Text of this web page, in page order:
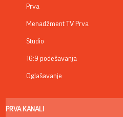
Prva
Menadžment TV Prva
Studio
16:9 podešavanja
Oglašavanje
PRVA KANALI